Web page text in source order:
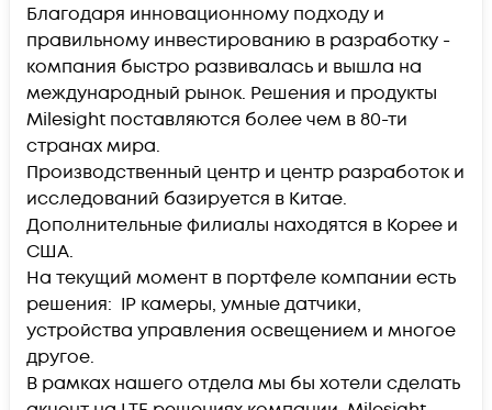
Благодаря инновационному подходу и
правильному инвестированию в разработку -
компания быстро развивалась и вышла на
международный рынок. Решения и продукты
Milesight поставляются более чем в 80-ти
странах мира.
Производственный центр и центр разработок и
исследований базируется в Китае.
Дополнительные филиалы находятся в Корее и
США.
На текущий момент в портфеле компании есть
решения: IP камеры, умные датчики,
устройства управления освещением и многое
другое.
В рамках нашего отдела мы бы хотели сделать